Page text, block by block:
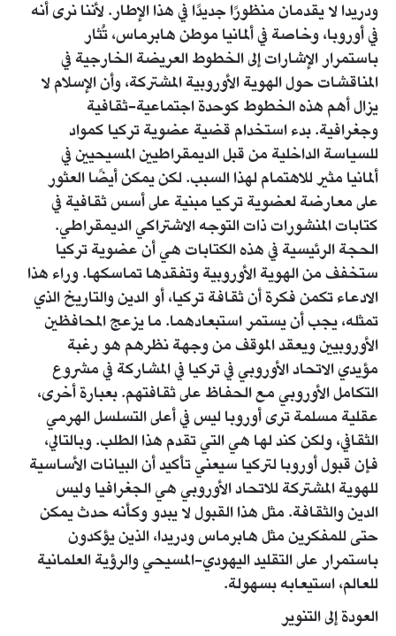
ودريدا لا يقدمان منظورًا جديدًا في هذا الإطار. لأننا نرى أنه
في أوروبا، وخاصة في ألمانيا موطن هابرماس، تُثار
باستمرار الإشارات إلى الخطوط العريضة الخارجية في
المناقشات حول الهوية الأوروبية المشتركة، وأن الإسلام لا
يزال أهم هذه الخطوط كوحدة اجتماعية-ثقافية
وجغرافية. بدء استخدام قضية عضوية تركيا كمواد
للسياسة الداخلية من قبل الديمقراطيين المسيحيين في
ألمانيا مثير للاهتمام لهذا السبب. لكن يمكن أيضًا العثور
على معارضة لعضوية تركيا مبنية على أسس ثقافية في
كتابات المنشورات ذات التوجه الاشتراكي الديمقراطي.
الحجة الرئيسية في هذه الكتابات هي أن عضوية تركيا
ستخفف من الهوية الأوروبية وتفقدها تماسكها. وراء هذا
الادعاء تكمن فكرة أن ثقافة تركيا، أو الدين والتاريخ الذي
تمثله، يجب أن يستمر استبعادهما. ما يزعج المحافظين
الأوروبيين ويعقد الموقف من وجهة نظرهم هو رغبة
مؤيدي الاتحاد الأوروبي في تركيا في المشاركة في مشروع
التكامل الأوروبي مع الحفاظ على ثقافتهم. بعبارة أخرى،
عقلية مسلمة ترى أوروبا ليس في أعلى التسلسل الهرمي
الثقافي، ولكن كند لها هي التي تقدم هذا الطلب. وبالتالي،
فإن قبول أوروبا لتركيا سيعني تأكيد أن البيانات الأساسية
للهوية المشتركة للاتحاد الأوروبي هي الجغرافيا وليس
الدين والثقافة. مثل هذا القبول لا يبدو وكأنه حدث يمكن
حتى للمفكرين مثل هابرماس ودريدا، الذين يؤكدون
باستمرار على التقليد اليهودي-المسيحي والرؤية العلمانية
للعالم، استيعابه بسهولة.
العودة إلى التنوير